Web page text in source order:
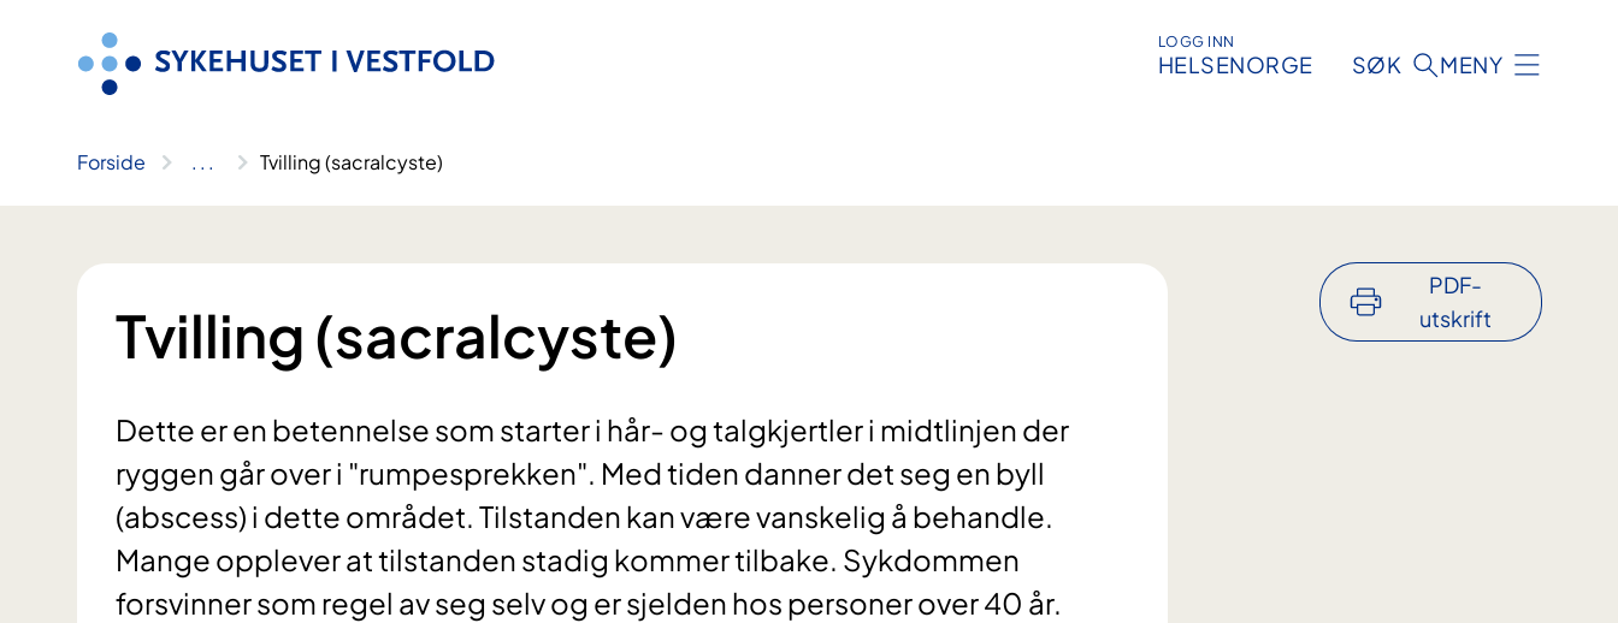
LOGG INN
HELSENORGE SØK MENY
Forside .. . Tvilling (sacralcyste)
Tvilling (sacralcyste)
Dette er en betennelse som starter i hår- og talgkjertler i midtlinjen der
ryggen går over i "rumpesprekken". Med tiden danner det seg en byll
(abscess) i dette området. Tilstanden kan være vanskelig å behandle.
Mange opplever at tilstanden stadig kommer tilbake. Sykdommen
forsvinner som regel av seg selv og er sjelden hos personer over 40 år.
PDF-
utskrift